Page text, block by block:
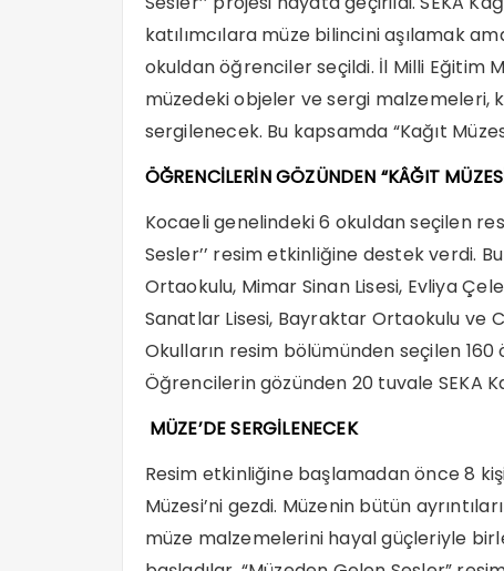
katılımcılara müze bilincini aşılamak
okuldan öğrenciler seçildi. İl Milli Eğitim
müzedeki objeler ve sergi malzemeleri,
sergilenecek. Bu kapsamda “Kağıt
ÖĞRENCİLERİN GÖZÜNDEN “KÂĞIT
Kocaeli genelindeki 6 okuldan seçilen
Sesler’’ resim etkinliğine destek verdi.
Ortaokulu, Mimar Sinan Lisesi, Evliya
Sanatlar Lisesi, Bayraktar Ortaokulu ve
Okulların resim bölümünden seçilen
Öğrencilerin gözünden 20 tuvale SEKA
MÜZE’DE SERGİLENECEK
Resim etkinliğine başlamadan önce 8
Müzesi’ni gezdi. Müzenin bütün
müze malzemelerini hayal güçleriyle